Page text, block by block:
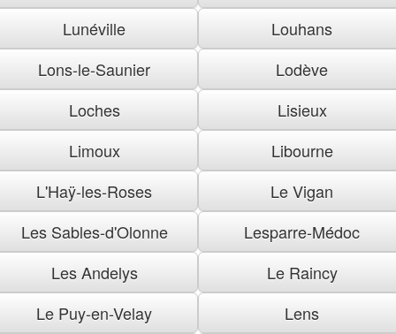
Lunéville
Louhans
Lons-le-Saunier
Lodève
Loches
Lisieux
Limoux
Libourne
L'Haÿ-les-Roses
Le Vigan
Les Sables-d'Olonne
Lesparre-Médoc
Les Andelys
Le Raincy
Le Puy-en-Velay
Lens